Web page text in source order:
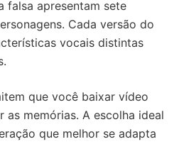
falsa apresentam sete
Cada versão do
vocais distintas
que você baixar vídeo
as memórias. A escolha ideal
que melhor se adapta